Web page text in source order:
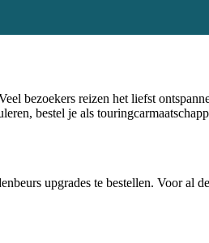
bezoekers reizen het liefst
bestel je als
upgrades te bestellen. Voor al